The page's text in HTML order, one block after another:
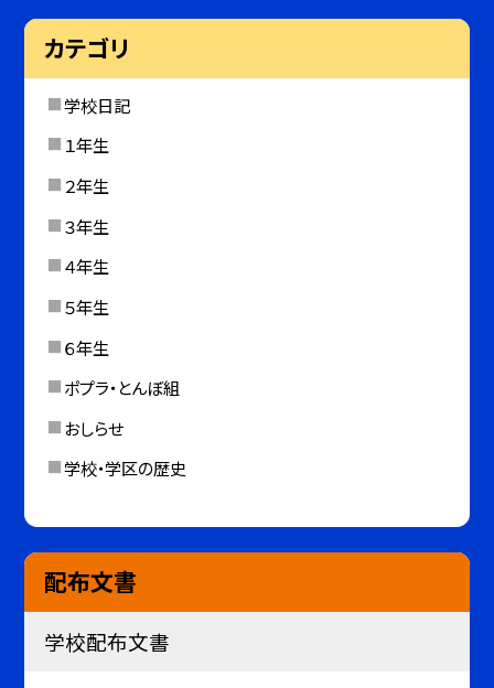
カテゴリ
学校日記
１年生
２年生
３年生
４年生
５年生
６年生
ポプラ・とんぼ組
おしらせ
学校・学区の歴史
配布文書
学校配布文書